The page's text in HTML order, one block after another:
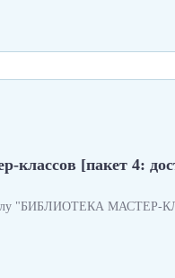
классов [пакет 4:
"БИБЛИОТЕКА МАСТЕР-